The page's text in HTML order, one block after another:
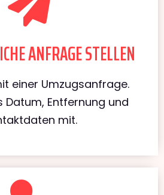
ANFRAGE STELLEN
einer Umzugsanfrage.
Datum, Entfernung und
mit.